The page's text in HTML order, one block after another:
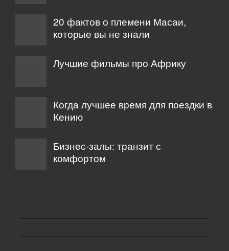
20 фактов о племени Масаи,
которые вы не знали
Лучшие фильмы про Африку
Когда лучшее время для поездки в
Кению
Бизнес-залы: транзит с
комфортом